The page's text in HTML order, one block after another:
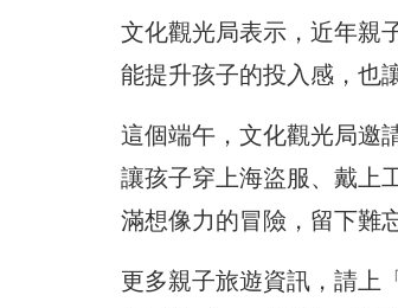
文化觀光局表示，近年親
能提升孩子的投入感，也
這個端午，文化觀光局邀
讓孩子穿上海盜服、戴上
滿想像力的冒險，留下難
更多親子旅遊資訊，請上